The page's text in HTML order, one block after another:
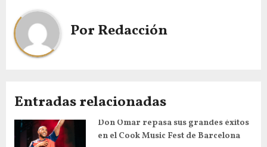
PorRedacción
Entradas relacionadas
Don Omar repasa sus grandes éxitos
en el Cook Music Fest de Barcelona